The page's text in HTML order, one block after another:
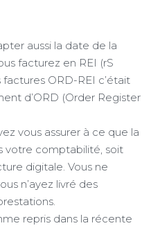
aussi la date de la
facturez en REI (rS
ORD-REI c’était
d’ORD (Order Register
vous assurer à ce que la
votre comptabilité, soit
digitale. Vous ne
n’ayez livré des
repris dans la récente